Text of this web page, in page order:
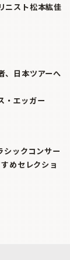
ニスト松本紘佳
、日本ツアーへ
・エッガー
ックコンサー
めセレクショ